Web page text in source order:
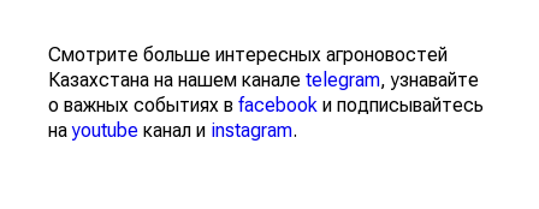
Смотрите больше интересных агроновостей
Казахстана на нашем канале telegram, узнавайте
о важных событиях в facebook и подписывайтесь
наyoutube канал и instagram.